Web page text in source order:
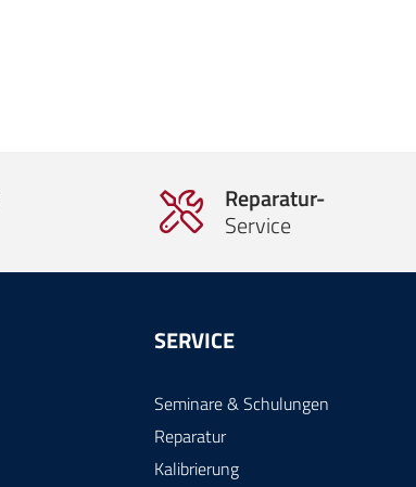
Reparatur-
Service
SERVICE
Seminare & Schulungen
Reparatur
Kalibrierung